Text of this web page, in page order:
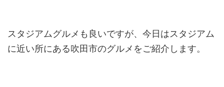
スタジアムグルメも良いですが、今日はスタジアム
に近い所にある吹田市のグルメをご紹介します。